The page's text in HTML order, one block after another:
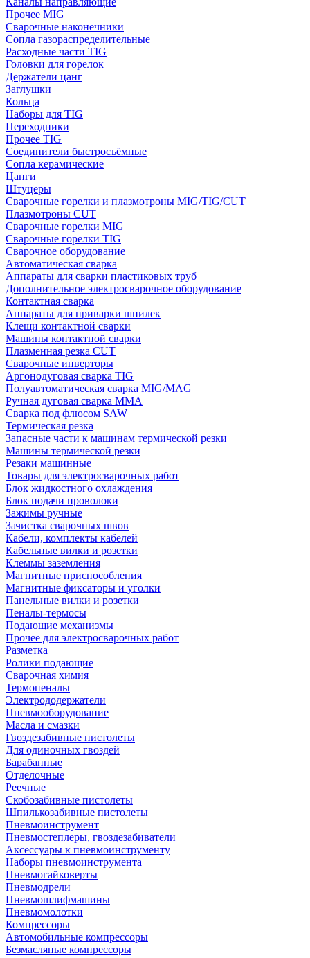
Прочее MIG
Сварочные наконечники
Сопла газораспределительные
Расходные части TIG
Головки для горелок
Держатели цанг
Заглушки
Кольца
Наборы для TIG
Переходники
Прочее TIG
Соединители быстросъёмные
Сопла керамические
Цанги
Штуцеры
Сварочные горелки и плазмотроны MIG/TIG/CUT
Плазмотроны CUT
Сварочные горелки MIG
Сварочные горелки TIG
Сварочное оборудование
Автоматическая сварка
Аппараты для сварки пластиковых труб
Дополнительное электросварочное оборудование
Контактная сварка
Аппараты для приварки шпилек
Клещи контактной сварки
Машины контактной сварки
Плазменная резка CUT
Сварочные инверторы
Аргонодуговая сварка TIG
Полуавтоматическая сварка MIG/MAG
Ручная дуговая сварка MMA
Сварка под флюсом SAW
Термическая резка
Запасные части к машинам термической резки
Машины термической резки
Резаки машинные
Товары для электросварочных работ
Блок жидкостного охлаждения
Блок подачи проволоки
Зажимы ручные
Зачистка сварочных швов
Кабели, комплекты кабелей
Кабельные вилки и розетки
Клеммы заземления
Магнитные приспособления
Магнитные фиксаторы и уголки
Панельные вилки и розетки
Пеналы-термосы
Подающие механизмы
Прочее для электросварочных работ
Разметка
Ролики подающие
Сварочная химия
Термопеналы
Электрододержатели
Пневмооборудование
Масла и смазки
Гвоздезабивные пистолеты
Для одиночных гвоздей
Барабанные
Отделочные
Реечные
Скобозабивные пистолеты
Шпилькозабивные пистолеты
Пневмоинструмент
Пневмостеплеры, гвоздезабиватели
Аксессуары к пневмоинструменту
Наборы пневмоинструмента
Пневмогайковерты
Пневмодрели
Пневмошлифмашины
Пневмомолотки
Компрессоры
Автомобильные компрессоры
Безмасляные компрессоры